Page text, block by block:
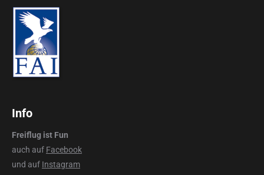
Info
Freiflug ist Fun
auch auf Facebook
und auf Instagram